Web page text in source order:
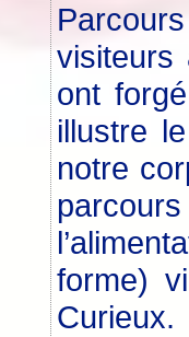
visiteurs
ont
illustre
notre
forme)
Curieux.